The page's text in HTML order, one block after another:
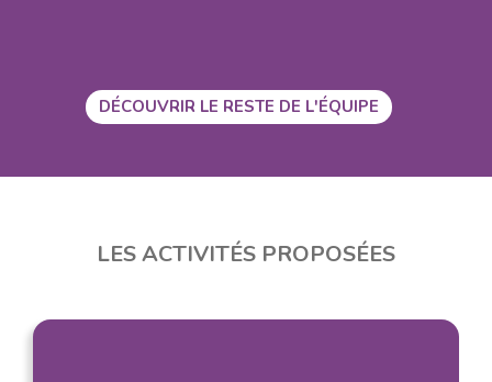
DÉCOUVRIR LE RESTE DE L'ÉQUIPE
LES ACTIVITÉS PROPOSÉES